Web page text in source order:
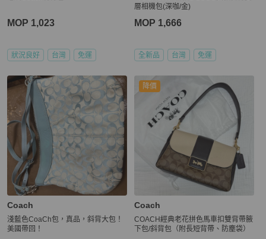
MOP 1,023
狀況良好 台灣 免運
層相機包(深咖/金)
MOP 1,666
全新品 台灣 免運
Coach
淺藍色CoaCh包，真品，斜背大包！
美國帶回！
降價
Coach
COACH經典老花拼色馬車扣雙背帶腋
下包/斜背包（附長短背帶、防塵袋）